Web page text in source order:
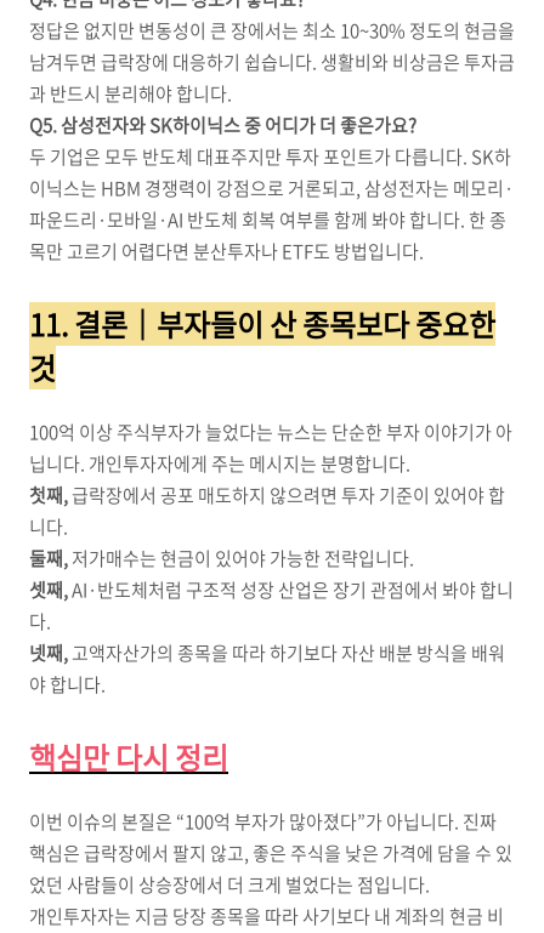
정답은 없지만 변동성이 큰 장에서는 최소 10~30% 정도의 현금을
남겨두면 급락장에 대응하기 쉽습니다. 생활비와 비상금은 투자금
과 반드시 분리해야 합니다.
Q5. 삼성전자와 SK하이닉스 중 어디가 더 좋은가요?
두 기업은 모두 반도체 대표주지만 투자 포인트가 다릅니다. SK하
이닉스는 HBM 경쟁력이 강점으로 거론되고, 삼성전자는 메모리·
파운드리·모바일·AI 반도체 회복 여부를 함께 봐야 합니다. 한 종
목만 고르기 어렵다면 분산투자나 ETF도 방법입니다.
11. 결론｜부자들이 산 종목보다 중요한
것
100억 이상 주식부자가 늘었다는 뉴스는 단순한 부자 이야기가 아
닙니다. 개인투자자에게 주는 메시지는 분명합니다.
첫째,급락장에서 공포 매도하지 않으려면 투자 기준이 있어야 합
니다.
둘째,저가매수는 현금이 있어야 가능한 전략입니다.
셋째,AI·반도체처럼 구조적 성장 산업은 장기 관점에서 봐야 합니
다.
넷째,고액자산가의 종목을 따라 하기보다 자산 배분 방식을 배워
야 합니다.
핵심만 다시 정리
이번 이슈의 본질은 “100억 부자가 많아졌다”가 아닙니다. 진짜
핵심은 급락장에서 팔지 않고, 좋은 주식을 낮은 가격에 담을 수 있
었던 사람들이 상승장에서 더 크게 벌었다는 점입니다.
개인투자자는 지금 당장 종목을 따라 사기보다 내 계좌의 현금 비